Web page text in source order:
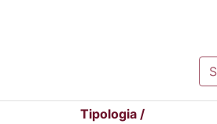
Tipologia /